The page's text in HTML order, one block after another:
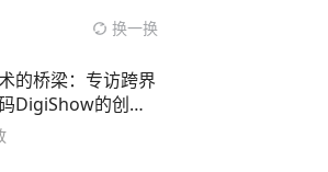
换一换
的桥梁：专访跨界
DigiShow的创新